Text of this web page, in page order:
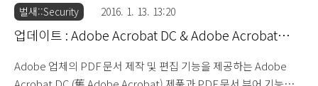
벌새::Security 2016. 1. 13. 13:20
업데이트 : Adobe Acrobat DC & Adobe Acrobat
Adobe 업체의 PDF 문서 제작 및 편집 기능을 제공하는 Adobe